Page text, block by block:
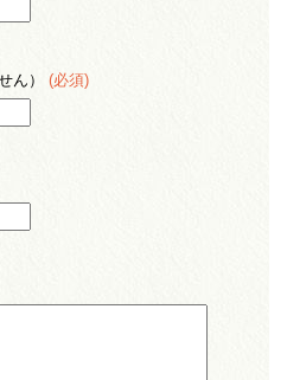
ん） (必須)